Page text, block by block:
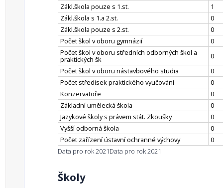
Zákl.škola pouze s 1.st.
1
Zákl.škola s 1.a 2.st.
0
Zákl.škola pouze s 2.st.
0
Počet škol v oboru gymnázií
0
Počet škol v oboru středních odborných škol a
praktických šk
0
Počet škol v oboru nástavbového studia
0
Počet středisek praktického vyučování
0
Konzervatoře
0
Základní umělecká škola
0
Jazykové školy s právem stát. Zkoušky
0
Vyšší odborná škola
0
Počet zařízení ústavní ochranné výchovy
0
Data pro rok 2021Data pro rok 2021
Školy